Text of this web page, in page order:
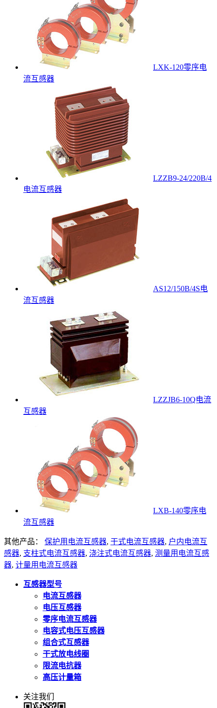
LXK-120零序电
流互感器
LZZB9-24/220B/4
电流互感器
AS12/150B/4S电
流互感器
LZZJB6-10Q电流
互感器
LXB-140零序电
流互感器
其他产品： 保护用电流互感器, 干式电流互感器, 户内电流互
感器, 支柱式电流互感器, 浇注式电流互感器, 测量用电流互感
器, 计量用电流互感器
互感器型号
电流互感器
电压互感器
零序电流互感器
电容式电压互感器
组合式互感器
干式放电线圈
限流电抗器
高压计量箱
关注我们